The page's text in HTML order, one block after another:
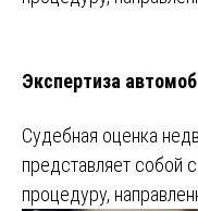
Экспертиза
Судебная оценка
представляет собой
процедуру,